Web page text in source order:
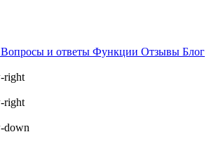
Вопросы и ответы Функции Отзывы Блог